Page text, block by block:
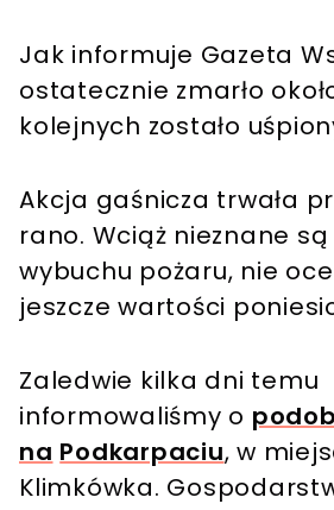
Jak informuje Gazeta
ostatecznie zmarło
kolejnych zostało
Akcja gaśnicza trwała
rano. Wciąż nieznane
wybuchu pożaru, nie
jeszcze wartości
Zaledwie kilka dni temu
informowaliśmy o
na Podkarpaciu, w
Klimkówka.